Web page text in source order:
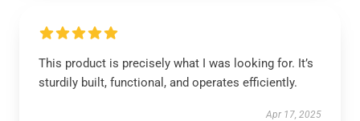
This product is precisely what I was looking for. It’s
sturdily built, functional, and operates efficiently.
Apr 17, 2025